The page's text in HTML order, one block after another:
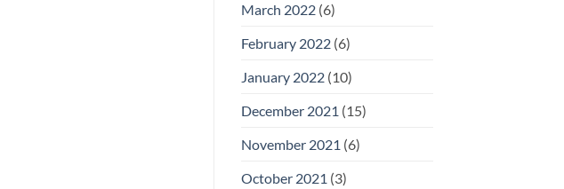
March 2022(6)
February 2022(6)
January 2022(10)
December 2021 (15)
November 2021 (6)
October 2021 (3)